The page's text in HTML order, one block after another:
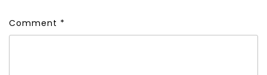
Comment *